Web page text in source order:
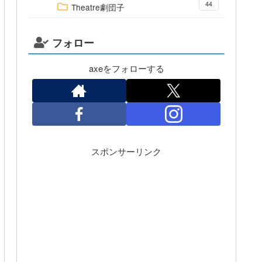
Theatre劇団子 44
フォロー
axeをフォローする
スポンサーリンク